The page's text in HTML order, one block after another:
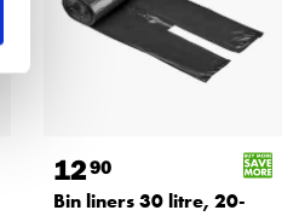
1290
Bin liners 30 litre, 20-